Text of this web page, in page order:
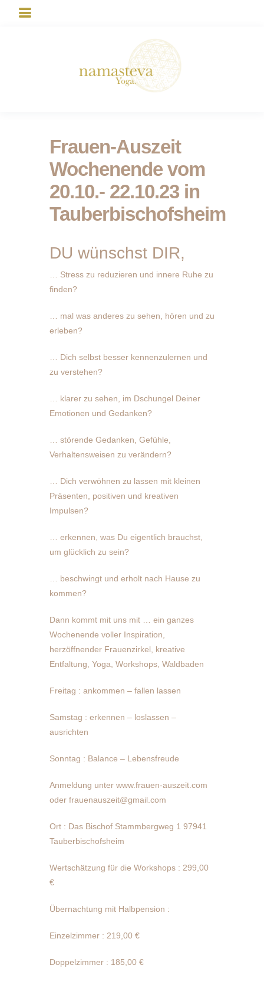
Frauen-Auszeit
Wochenende vom
20.10.- 22.10.23 in
Tauberbischofsheim
DU wünschst DIR,
… Stress zu reduzieren und innere Ruhe zu
finden?
… mal was anderes zu sehen, hören und zu
erleben?
… Dich selbst besser kennenzulernen und
zu verstehen?
… klarer zu sehen, im Dschungel Deiner
Emotionen und Gedanken?
… störende Gedanken, Gefühle,
Verhaltensweisen zu verändern?
… Dich verwöhnen zu lassen mit kleinen
Präsenten, positiven und kreativen
Impulsen?
… erkennen, was Du eigentlich brauchst,
um glücklich zu sein?
… beschwingt und erholt nach Hause zu
kommen?
Dann kommt mit uns mit … ein ganzes
Wochenende voller Inspiration,
herzöffnender Frauenzirkel, kreative
Entfaltung, Yoga, Workshops, Waldbaden
Freitag : ankommen – fallen lassen
Samstag : erkennen – loslassen –
ausrichten
Sonntag : Balance – Lebensfreude
Anmeldung unter www.frauen-auszeit.com
oder frauenauszeit@gmail.com
Ort : Das Bischof Stammbergweg 1 97941
Tauberbischofsheim
Wertschätzung für die Workshops : 299,00
€
Übernachtung mit Halbpension :
Einzelzimmer : 219,00 €
Doppelzimmer : 185,00 €